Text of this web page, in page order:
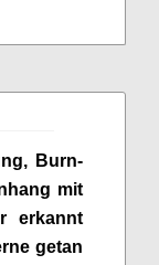
Burn-
mit
erkannt
getan